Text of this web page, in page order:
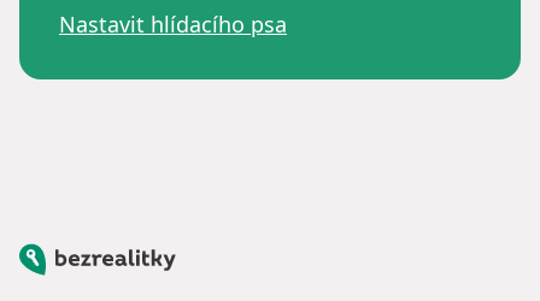
Nastavit hlídacího psa
Bezrealitky